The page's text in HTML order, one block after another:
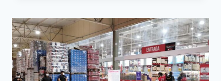
DE
BEBIDAS
ALCOÓLICAS
EM
COMÉRCIOS